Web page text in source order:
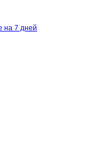
на 7 дней